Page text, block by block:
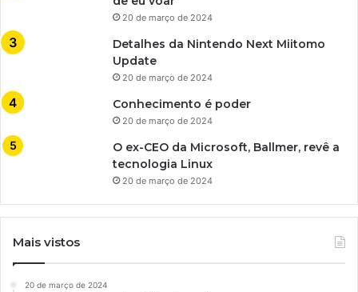
20 de março de 2024
Detalhes da Nintendo Next Miitomo
Update
20 de março de 2024
Conhecimento é poder
20 de março de 2024
O ex-CEO da Microsoft, Ballmer, revê a
tecnologia Linux
20 de março de 2024
Mais vistos
20 de março de 2024